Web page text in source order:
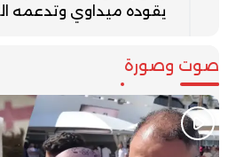
يقوده ميداوي وتدعمه
صوت وصورة